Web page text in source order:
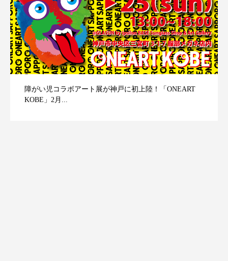
障がい児コラボアート展が神戸に初上陸！「ONEART
KOBE」2月...